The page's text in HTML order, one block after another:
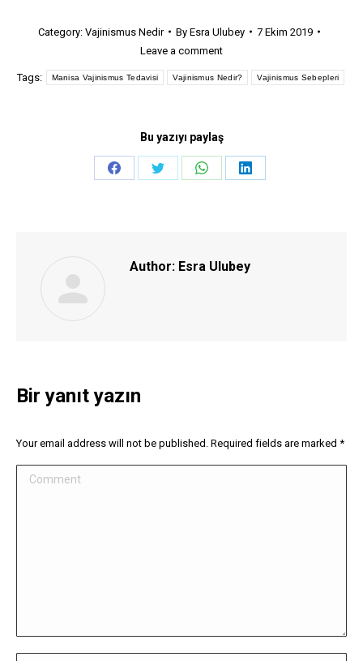
Category: Vajinismus Nedir By Esra Ulubey
7 Ekim 2019
Leave a comment
Tags: Manisa Vajinismus Tedavisi Vajinismus Nedir? Vajinismus Sebepleri
Bu yazıyı paylaş
Share
Share
Share
Share
Author: Esra Ulubey
Bir yanıt yazın
Your email address will not be published. Required fields are marked *
Comment